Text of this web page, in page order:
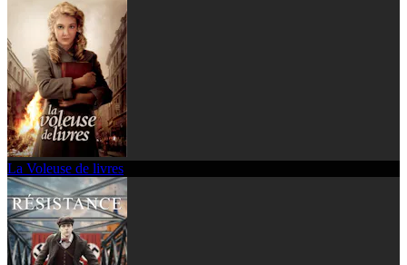
La Voleuse de livres